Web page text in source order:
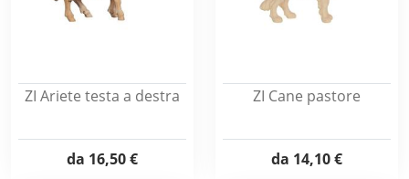
ZI Ariete testa a destra
da 16,50 €
ZI Cane pastore
da 14,10 €